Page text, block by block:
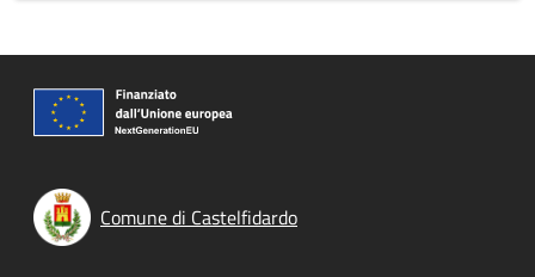
Comune di Castelfidardo